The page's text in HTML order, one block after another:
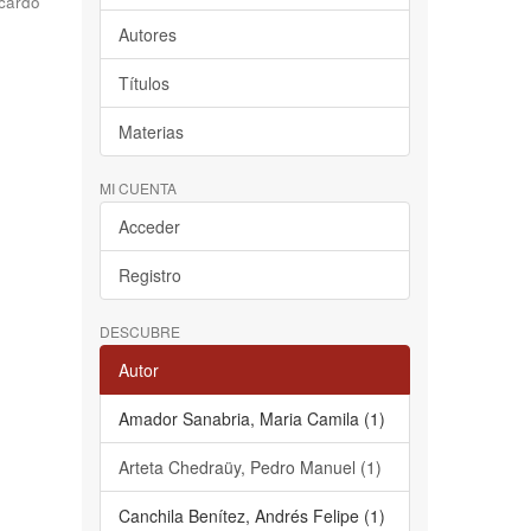
Autores
Títulos
Materias
MI CUENTA
Acceder
Registro
DESCUBRE
Autor
Amador Sanabria, Maria Camila (1)
Arteta Chedraüy, Pedro Manuel (1)
Canchila Benítez, Andrés Felipe (1)